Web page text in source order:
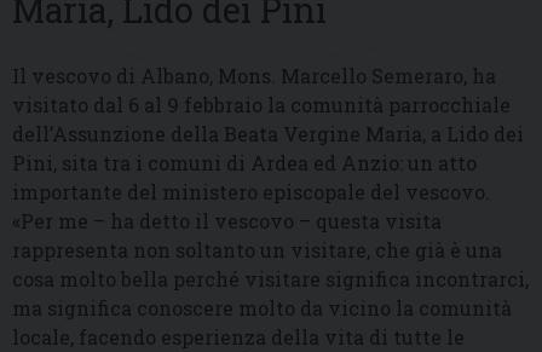
Maria, Lido dei Pini
Il vescovo di Albano, Mons. Marcello Semeraro, ha
visitato dal 6 al 9 febbraio la comunità parrocchiale
dell’Assunzione della Beata Vergine Maria, a Lido dei
Pini, sita tra i comuni di Ardea ed Anzio: un atto
importante del ministero episcopale del vescovo.
«Per me – ha detto il vescovo – questa visita
rappresenta non soltanto un visitare, che già è una
cosa molto bella perché visitare significa incontrarci,
ma significa conoscere molto da vicino la comunità
locale, facendo esperienza della vita di tutte le